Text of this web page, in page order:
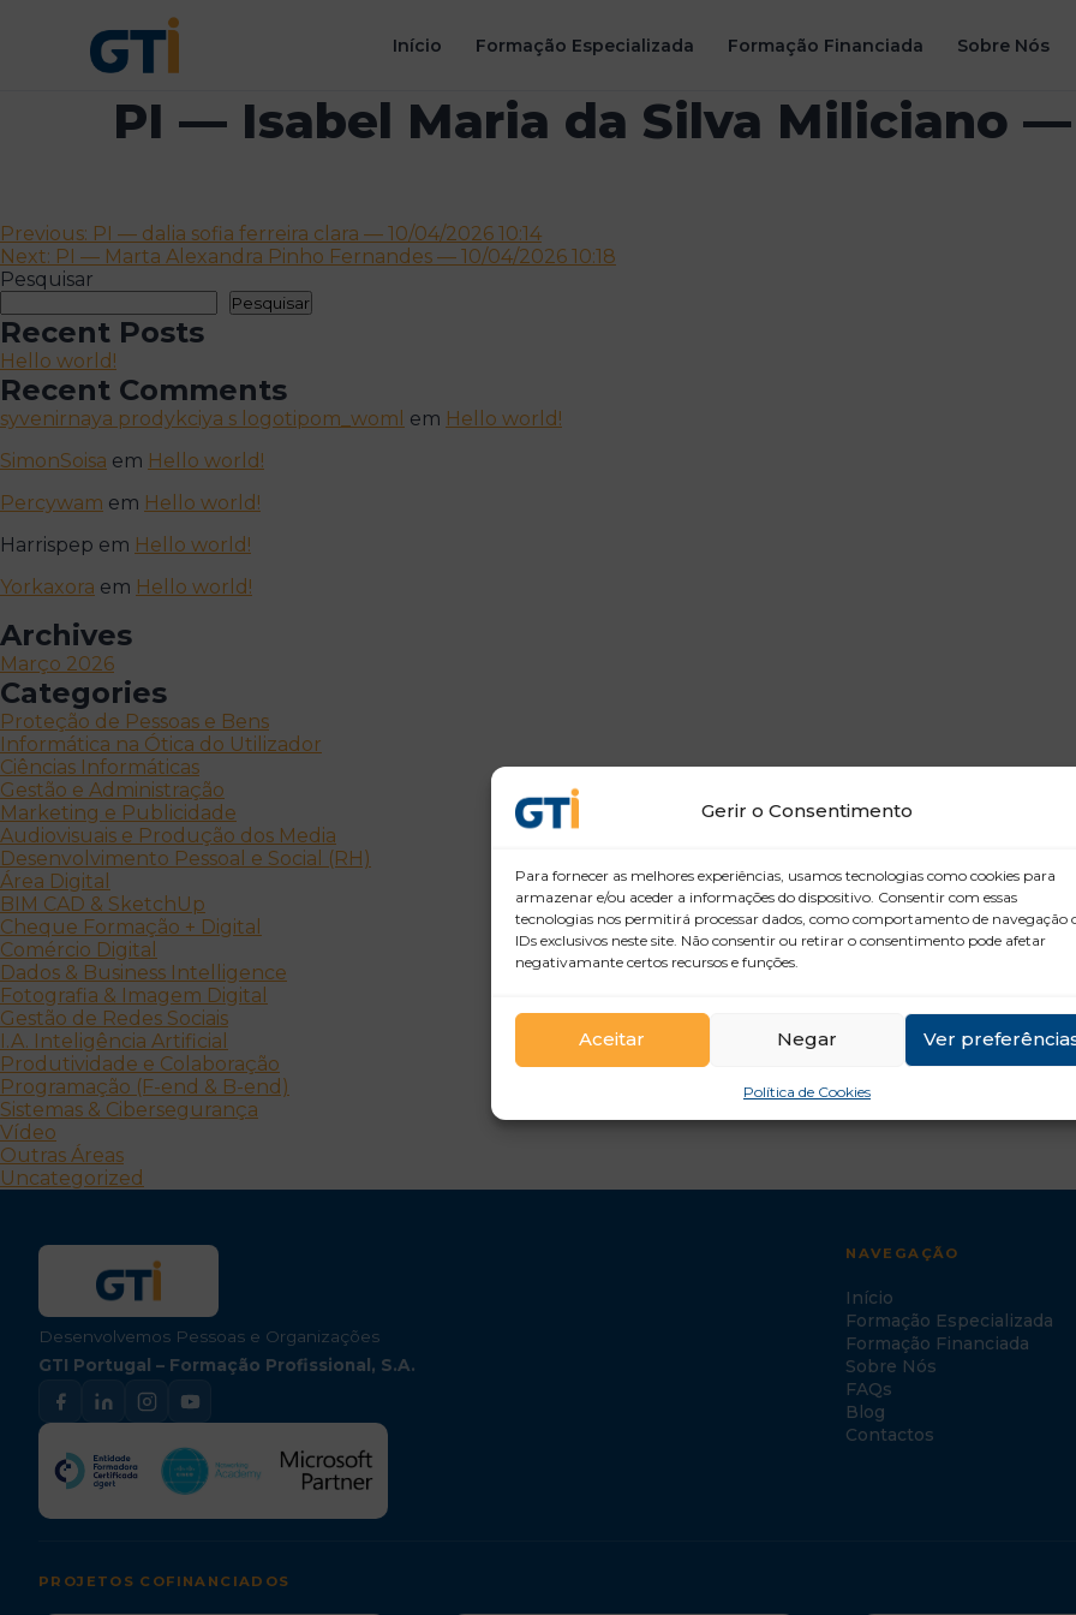
Gerir o Consentimento
Para fornecer as melhores experiências, usamos tecnologias como cookies para
armazenar e/ou aceder a informações do dispositivo. Consentir com essas
tecnologias nos permitirá processar dados, como comportamento de navegação
IDs exclusivos neste site. Não consentir ou retirar o consentimento pode afetar
negativamante certos recursos e funções.
Aceitar Negar Ver
Política de Cookies
Início Formação Especializada Formação Financiada Sobre Nós
PI — Isabel Maria da Silva Miliciano —
Navegação
de
artigos
Previous: PI — dalia sofia ferreira clara — 10/04/2026 10:14
Next: PI — Marta Alexandra Pinho Fernandes — 10/04/2026 10:18
Pesquisar
Pesquisar
Recent Posts
Hello world!
Recent Comments
syvenirnaya prodykciya s logotipom_woml em Hello world!
SimonSoisa em Hello world!
Percywam em Hello world!
Harrispep em Hello world!
Yorkaxora em Hello world!
Archives
Março 2026
Categories
Proteção de Pessoas e Bens
Informática na Ótica do Utilizador
Ciências Informáticas
Gestão e Administração
Marketing e Publicidade
Audiovisuais e Produção dos Media
Desenvolvimento Pessoal e Social (RH)
Área Digital
BIM CAD & SketchUp
Cheque Formação + Digital
Comércio Digital
Dados & Business Intelligence
Fotografia & Imagem Digital
Gestão de Redes Sociais
I.A. Inteligência Artificial
Produtividade e Colaboração
Programação (F-end & B-end)
Sistemas & Cibersegurança
Vídeo
Outras Áreas
Uncategorized
Desenvolvemos Pessoas e Organizações
GTI Portugal – Formação Profissional, S.A.
NAVEGAÇÃO
Início
Formação Especializada
Formação Financiada
Sobre Nós
FAQs
Blog
Contactos
PROJETOS COFINANCIADOS